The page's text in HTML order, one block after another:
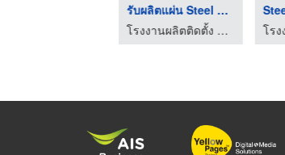
รับผลิตแผ่น Steel De ...
โรงงานผลิตติดตั้ง Steel Deck